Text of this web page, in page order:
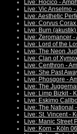
Live: Hocico -
Live: Vic Anselmo
Live: Aesthetic
Live: Corvus
Live: Burn
Live: Zeromancer
Live: Lord of the
Live: The Neon
Live: Clan of
Live: Centhron -
Live: She Past
Live: Phosgore -
Live: The
Live: Limp Bizkit -
Live: Eskimo
Live: The National
Live: St. Vincent -
Live: Manic Street
Live: Korn - Köln